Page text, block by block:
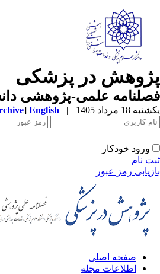
در پزشکی
علمی-پژوهشی
18 مرداد 1405 |
English
]
ورود خودکار
نام
رمز عبور
صفحه اصلی
اطلاعات مجله